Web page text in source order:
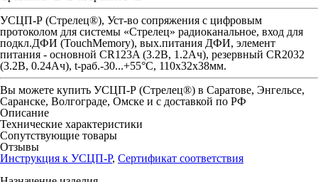
УСЦП-Р (Стрелец®), Уст-во сопряжения с цифровым
протоколом для системы «Стрелец» радиоканальное, вход для
подкл.ДФИ (TouchMemory), вых.питания ДФИ, элемент
питания - основной CR123A (3.2В, 1.2Ач), резервный CR2032
(3.2В, 0.24Ач), t-раб.-30...+55°С, 110х32х38мм.
Вы можете купить УСЦП-Р (Стрелец®) в Саратове, Энгельсе,
Саранске, Волгограде, Омске и с доставкой по РФ
Описание
Технические характеристики
Сопутствующие товары
Отзывы
Инструкция к УСЦП-Р, Сертификат соответствия